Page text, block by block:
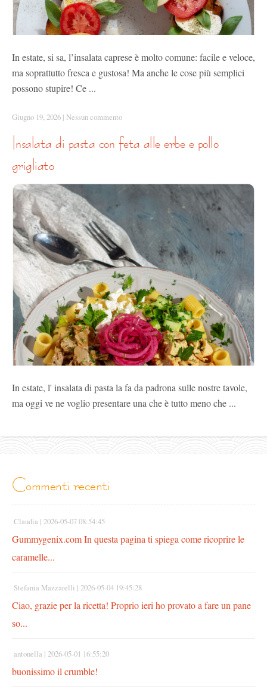
In estate, si sa, l’insalata caprese è molto comune: facile e veloce,
ma soprattutto fresca e gustosa! Ma anche le cose più semplici
possono stupire! Ce ...
Giugno 19, 2026 | Nessun commento
grigliato
In estate, l' insalata di pasta la fa da padrona sulle nostre tavole,
ma oggi ve ne voglio presentare una che è tutto meno che ...
commenti recenti
Claudia | 2026-05-07 08:54:45
Gummygenix.com In questa pagina ti spiega come ricoprire le
caramelle...
Stefania Mazzarelli | 2026-05-04 19:45:28
Ciao, grazie per la ricetta! Proprio ieri ho provato a fare un pane
so...
antonella | 2026-05-01 16:55:20
buonissimo il crumble!